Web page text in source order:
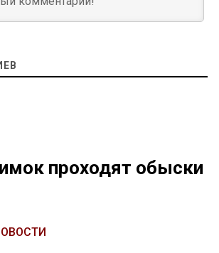
проходят обыски